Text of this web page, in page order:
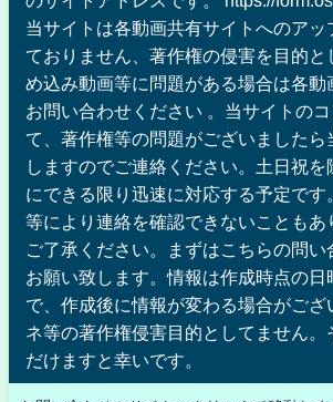
当サイトは各動画共有サイトへのアッ
ておりません、著作権の侵害を目的と
め込み動画等に問題がある場合は各動
お問い合わせください 。当サイトの
て、著作権等の問題がございましたら
しますのでご連絡ください。土日祝を
にできる限り迅速に対応する予定です
等により連絡を確認できないこともあ
ご了承ください。まずはこちらの問
お願い致します。情報は作成時点の日
で、作成後に情報が変わる場合がござ
ネ等の著作権侵害目的としてません。
だけますと幸いです。